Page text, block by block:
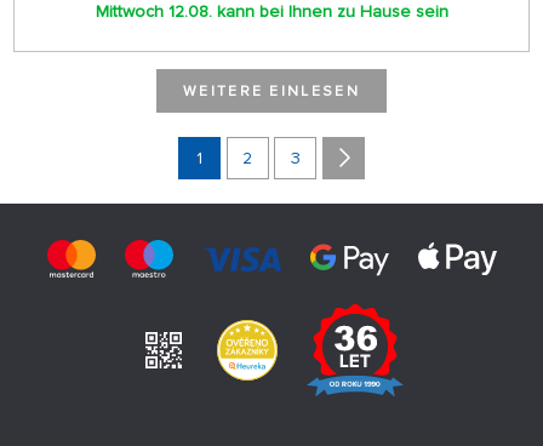
Mittwoch 12.08. kann bei Ihnen zu Hause sein
WEITERE EINLESEN
1 2 3